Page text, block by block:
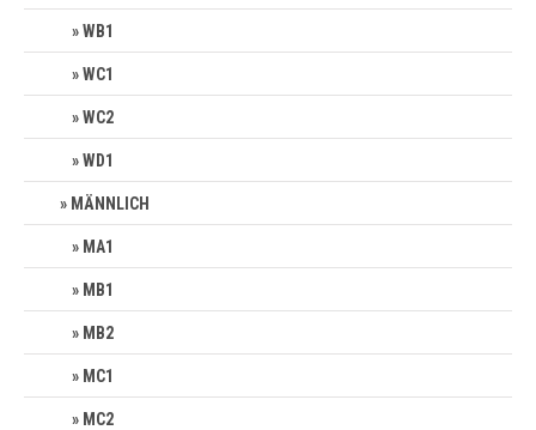
WB1
WC1
WC2
WD1
MÄNNLICH
MA1
MB1
MB2
MC1
MC2